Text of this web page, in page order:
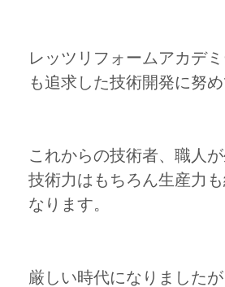
レッツリフォームアカデ
も追求した技術開発に努め
これからの技術者、職人
技術力はもちろん生産力
なります。
厳しい時代になりました